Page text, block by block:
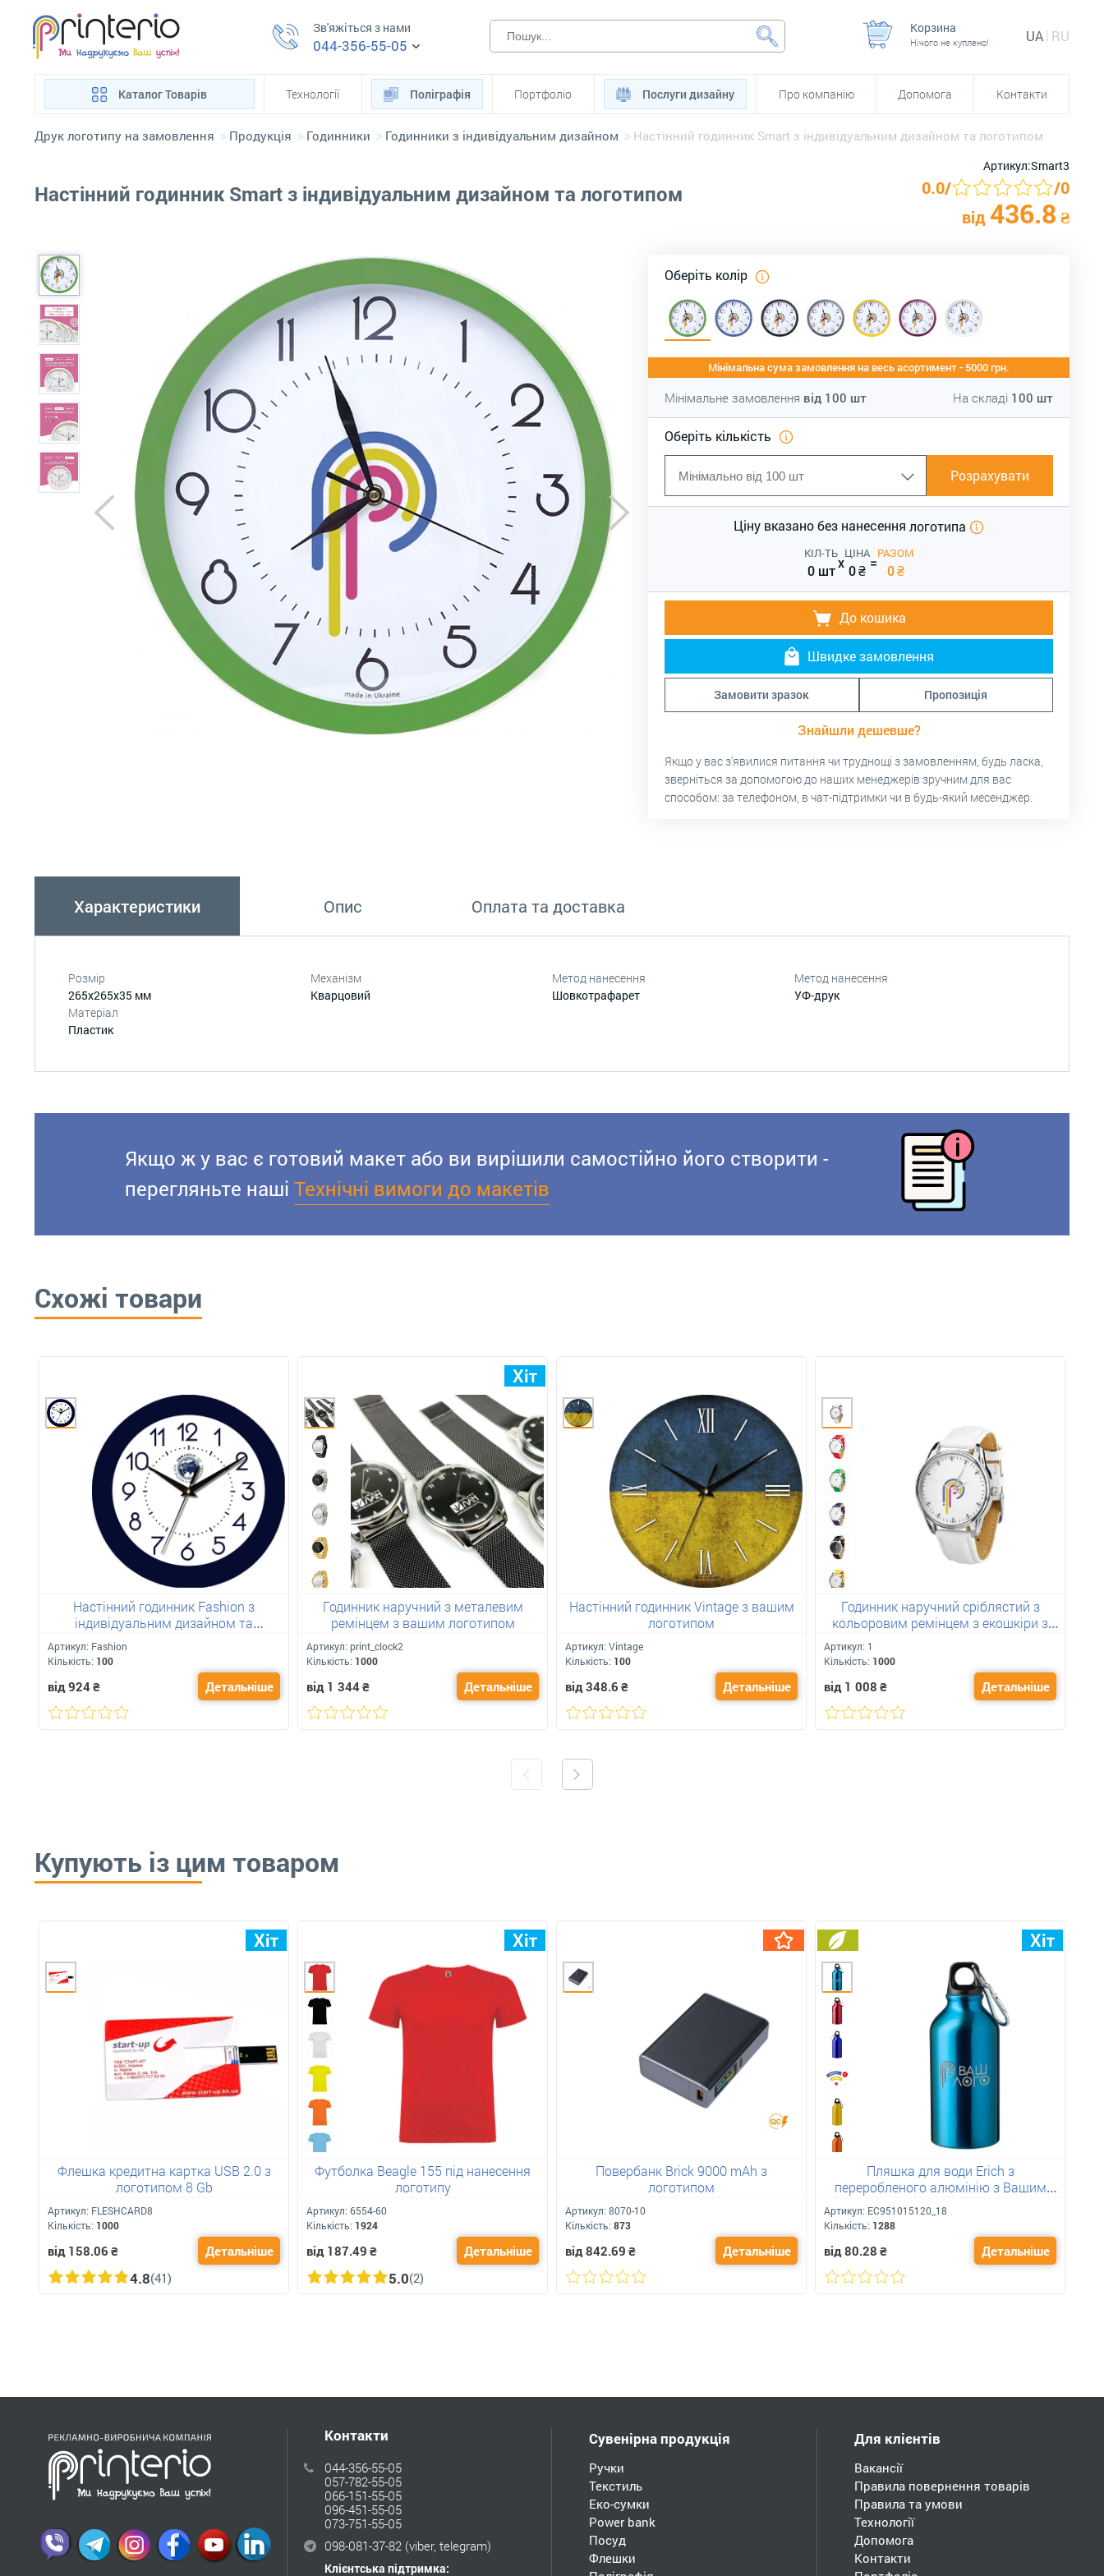
Зв'яжіться з нами
044-356-55-05
Корзина
Нічого не куплено! UA RU
Каталог Товарів Технології Поліграфія Портфоліо Послуги дизайну Про компанію Допомога Контакти
Друк логотипу на замовлення Продукція Годинники Годинники з індивідуальним дизайном Настінний годинник Smart з індивідуальним дизайном та логотипом
Настінний годинник Smart з індивідуальним дизайном та логотипом
Артикул:Smart3
0.0/ /0
від 436.8 ₴
Оберіть колір
Мінімальна сума замовлення на весь асортимент - 5000 грн.
Мінімальне замовлення від 100 шт На складі 100 шт
Оберіть кількість
Розрахувати
Ціну вказано без нанесення логотипа
КІЛ-ТЬ
0 штx
ЦІНА
0₴ =
РАЗОМ
0₴
До кошика
Швидке замовлення
Замовити зразок Пропозиція
Знайшли дешевше?
Якщо у вас з’явилися питання чи труднощі з замовленням, будь ласка,
зверніться за допомогою до наших менеджерів зручним для вас
способом: за телефоном, в чат-підтримки чи в будь-який месенджер.
Характеристики Опис Оплата та доставка
Розмір
265х265х35 мм
Механізм
Кварцовий
Метод нанесення
Шовкотрафарет
Метод нанесення
УФ-друк
Матеріал
Пластик
Якщо ж у вас є готовий макет або ви вирішили самостійно його створити -
перегляньте наші Технічні вимоги до макетів
Схожі товари
Настінний годинник Fashion з
індивідуальним дизайном та
Артикул: Fashion
Кількість: 100
від 924₴ Детальніше
Годинник наручний з металевим
ремінцем з вашим логотипом
Артикул: print_clock2
Кількість: 1000
від 1 344₴ Детальніше
Настінний годинник Vintage з вашим
логотипом
Артикул: Vintage
Кількість: 100
від 348.6 ₴ Детальніше
Годинник наручний сріблястий з
кольоровим ремінцем з екошкіри з
Артикул: 1
Кількість: 1000
від 1 008 ₴ Детальніше
Купують із цим товаром
Флешка кредитна картка USB 2.0 з
логотипом 8 Gb
Артикул: FLESHCARD8
Кількість: 1000
від 158.06 ₴ Детальніше
4.8(41)
Футболка Beagle 155 під нанесення
логотипу
Артикул: 6554-60
Кількість: 1924
від 187.49 ₴ Детальніше
5.0(2)
Повербанк Brick 9000 mAh з
логотипом
Артикул: 8070-10
Кількість: 873
від 842.69 ₴ Детальніше
Пляшка для води Erich з
переробленого алюмінію з Вашим
лого 400 мл
Артикул: ЕС951015120_18
Кількість: 1288
від 80.28 ₴ Детальніше
Контакти
044-356-55-05
057-782-55-05
066-151-55-05
096-451-55-05
073-751-55-05
098-081-37-82(viber, telegram)
Клієнтська підтримка:
Сувенірна продукція
Ручки
Текстиль
Еко-сумки
Power bank
Посуд
Флешки
Для клієнтів
Вакансії
Правила повернення товарів
Правила та умови
Технології
Допомога
Контакти